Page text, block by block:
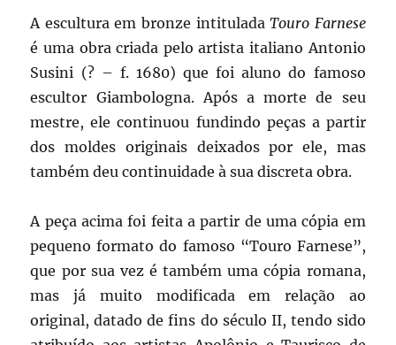
A escultura em bronze intituladaTouro Farnese
é uma obra criada pelo artista italiano Antonio
Susini (? – f. 1680) que foi aluno do famoso
escultor Giambologna. Após a morte de seu
mestre, ele continuou fundindo peças a partir
dos moldes originais deixados por ele, mas
também deu continuidade à sua discreta obra.
A peça acima foi feita a partir de uma cópia em
pequeno formato do famoso “Touro Farnese”,
que por sua vez é também uma cópia romana,
mas já muito modificada em relação ao
original, datado de fins do século II, tendo sido